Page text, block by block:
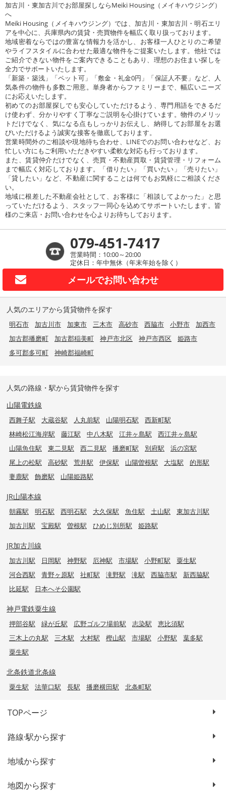
加古川・東加古川でお部屋探しならMeiki Housing（メイキハウジング）
へ
Meiki Housing（メイキハウジング）では、加古川・東加古川・明石エリ
アを中心に、兵庫県内の賃貸・売買物件を幅広く取り扱っております。
地域密着ならではの豊富な情報力を活かし、お客様一人ひとりのご希望
やライフスタイルに合わせた最適な物件をご提案いたします。他社では
ご紹介できない物件をご案内できることもあり、理想のお住まい探しを
全力でサポートいたします。
「新築・築浅」「ペット可」「敷金・礼金0円」「保証人不要」など、人
気条件の物件も多数ご用意。単身者からファミリーまで、幅広いニーズ
にお応えいたします。
初めてのお部屋探しでも安心していただけるよう、専門用語をできるだ
け使わず、分かりやすく丁寧なご説明を心掛けています。物件のメリッ
トだけでなく、気になる点もしっかりお伝えし、納得してお部屋をお選
びいただけるよう誠実な接客を徹底しております。
営業時間外のご相談や現地待ち合わせ、LINEでのお問い合わせなど、お
忙しい方にもご利用いただきやすい柔軟な対応も行っております。
また、賃貸仲介だけでなく、売買・不動産買取・賃貸管理・リフォーム
まで幅広く対応しております。「借りたい」「買いたい」「売りたい」
「貸したい」など、不動産に関することは何でもお気軽にご相談くださ
い。
地域に根差した不動産会社として、お客様に「相談してよかった」と思
っていただけるよう、スタッフ一同心を込めてサポートいたします。皆
様のご来店・お問い合わせを心よりお待ちしております。
079-451-7417
営業時間：10:00～20:00
定休日：年中無休（年末年始を除く）
メールでお問い合わせ
人気のエリアから賃貸物件を探す
明石市 加古川市 加東市 三木市 高砂市 西脇市 小野市
加西市
加古郡播磨町
加古郡稲美町 神戸市北区 神戸市西区
姫路市
多可郡多可町
神崎郡福崎町
人気の路線・駅から賃貸物件を探す
山陽電鉄線
西舞子駅 大蔵谷駅 人丸前駅 山陽明石駅
西新町駅
林崎松江海岸駅
藤江駅 中八木駅 江井ヶ島駅
西江井ヶ島駅
山陽魚住駅
東二見駅 西二見駅 播磨町駅 別府駅
浜の宮駅
尾上の松駅
高砂駅 荒井駅 伊保駅 山陽曽根駅 大塩駅
的形駅
妻鹿駅
飾磨駅 山陽姫路駅
JR山陽本線
朝霧駅 明石駅 西明石駅 大久保駅 魚住駅 土山駅
東加古川駅
加古川駅
宝殿駅 曽根駅 ひめじ別所駅 姫路駅
JR加古川線
加古川駅 日岡駅 神野駅 厄神駅 市場駅 小野町駅
粟生駅
河合西駅
青野ヶ原駅 社町駅 滝野駅 滝駅 西脇市駅
新西脇駅
比延駅
日本へそ公園駅
神戸電鉄粟生線
押部谷駅 緑が丘駅 広野ゴルフ場前駅 志染駅
恵比須駅
三木上の丸駅
三木駅 大村駅 樫山駅 市場駅 小野駅
葉多駅
粟生駅
北条鉄道北条線
粟生駅 法華口駅 長駅 播磨横田駅 北条町駅
TOPページ
路線·駅から探す
地域から探す
地図から探す